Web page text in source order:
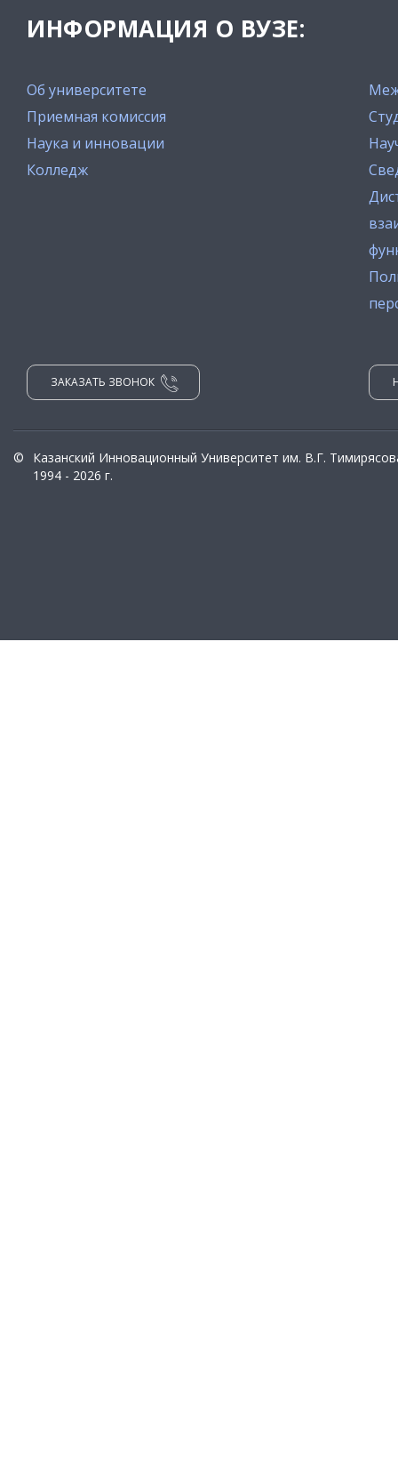
ИНФОРМАЦИЯ О ВУЗЕ:
Об университете
Приемная комиссия
Наука и инновации
Колледж
ЗАКАЗАТЬ ЗВОНОК
©
Казанский Инновационный Университет им. В.Г.
1994 - 2026 г.